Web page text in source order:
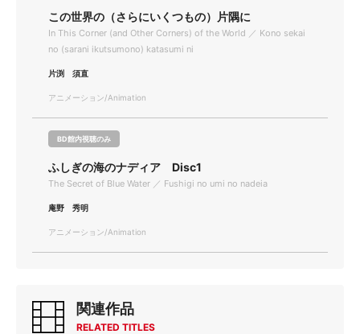
この世界の（さらにいくつもの）片隅に
In This Corner (and Other Corners) of the World ／ Kono sekai
no (sarani ikutsumono) katasumi ni
片渕 須直
アニメーション/Animation
BD館内視聴のみ
ふしぎの海のナディア Disc1
The Secret of Blue Water ／ Fushigi no umi no nadeia
庵野 秀明
アニメーション/Animation
関連作品
RELATED TITLES